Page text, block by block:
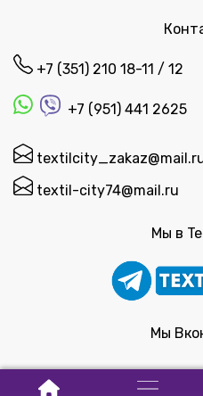
+7 (351) 210 18-11 / 12
+7 (951) 441 2625
textil-city74@mail.ru
Мы в
Мы